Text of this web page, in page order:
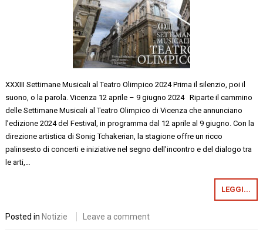
XXXIII Settimane Musicali al Teatro Olimpico 2024 Prima il silenzio, poi il
suono, o la parola. Vicenza 12 aprile – 9 giugno 2024 Riparte il cammino
delle Settimane Musicali al Teatro Olimpico di Vicenza che annunciano
l’edizione 2024 del Festival, in programma dal 12 aprile al 9 giugno. Con la
direzione artistica di Sonig Tchakerian, la stagione offre un ricco
palinsesto di concerti e iniziative nel segno dell’incontro e del dialogo tra
le arti,…
LEGGI...
Posted in Notizie Leave a comment